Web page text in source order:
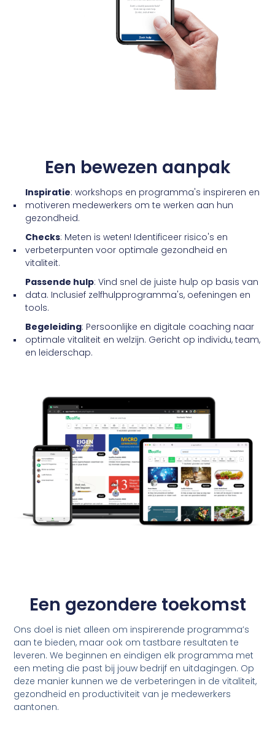
Een bewezen aanpak
Inspiratie: workshops en programma's inspireren en
motiveren medewerkers om te werken aan hun
gezondheid.
Checks: Meten is weten! Identificeer risico's en
verbeterpunten voor optimale gezondheid en
vitaliteit.
Passende hulp: Vind snel de juiste hulp op basis van
data. Inclusief zelfhulpprogramma's, oefeningen en
tools.
Begeleiding: Persoonlijke en digitale coaching naar
optimale vitaliteit en welzijn. Gericht op individu, team,
en leiderschap.
Een gezondere toekomst
Ons doel is niet alleen om inspirerende programma’s
aan te bieden, maar ook om tastbare resultaten te
leveren. We beginnen en eindigen elk programma met
een meting die past bij jouw bedrijf en uitdagingen. Op
deze manier kunnen we de verbeteringen in de vitaliteit,
gezondheid en productiviteit van je medewerkers
aantonen.